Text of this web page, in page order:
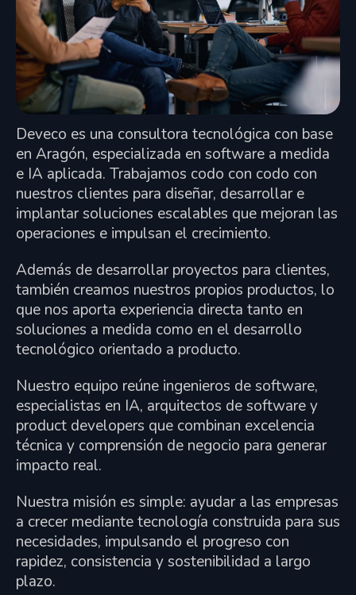
Deveco es una consultora tecnológica con base
en Aragón, especializada en software a medida
e IA aplicada. Trabajamos codo con codo con
nuestros clientes para diseñar, desarrollar e
implantar soluciones escalables que mejoran las
operaciones e impulsan el crecimiento.
Además de desarrollar proyectos para clientes,
también creamos nuestros propios productos, lo
que nos aporta experiencia directa tanto en
soluciones a medida como en el desarrollo
tecnológico orientado a producto.
Nuestro equipo reúne ingenieros de software,
especialistas en IA, arquitectos de software y
product developers que combinan excelencia
técnica y comprensión de negocio para generar
impacto real.
Nuestra misión es simple: ayudar a las empresas
a crecer mediante tecnología construida para sus
necesidades, impulsando el progreso con
rapidez, consistencia y sostenibilidad a largo
plazo.